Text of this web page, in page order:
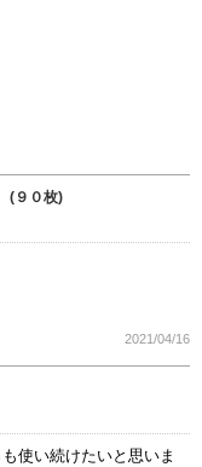
(９０枚)
2021/04/16
使い続けたいと思いま